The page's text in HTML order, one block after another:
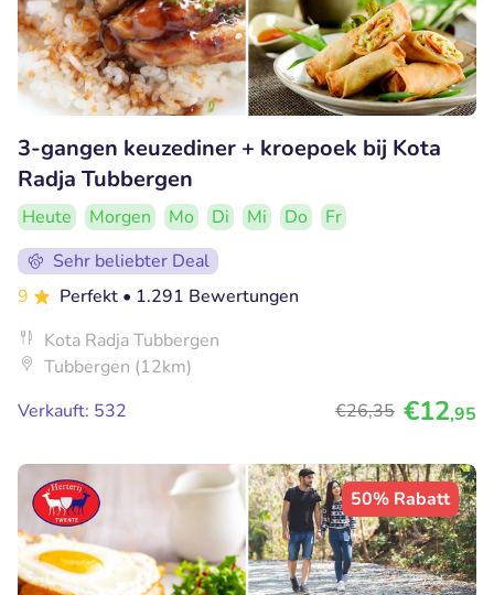
3-gangen keuzediner + kroepoek bij Kota
Radja Tubbergen
Heute Morgen Mo Di Mi Do
Fr
Sehr beliebter Deal
9
Perfekt • 1.291 Bewertungen
Kota Radja Tubbergen
Tubbergen (12km)
Verkauft: 532
€26,35 €12,95
50% Rabatt